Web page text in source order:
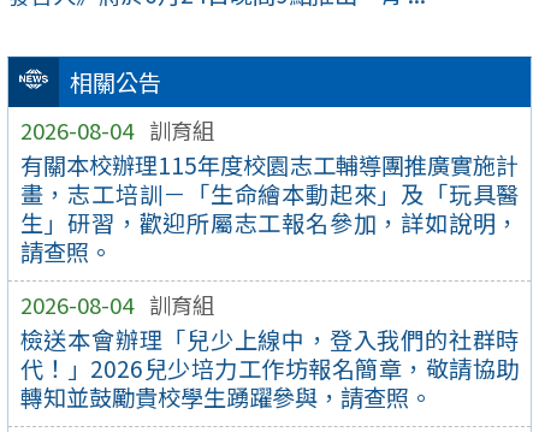
相關公告
2026-08-04 訓育組
有關本校辦理115年度校園志工輔導團推廣實施計
畫，志工培訓－「生命繪本動起來」及「玩具醫
生」研習，歡迎所屬志工報名參加，詳如說明，
請查照。
2026-08-04 訓育組
檢送本會辦理「兒少上線中，登入我們的社群時
代！」2026兒少培力工作坊報名簡章，敬請協助
轉知並鼓勵貴校學生踴躍參與，請查照。